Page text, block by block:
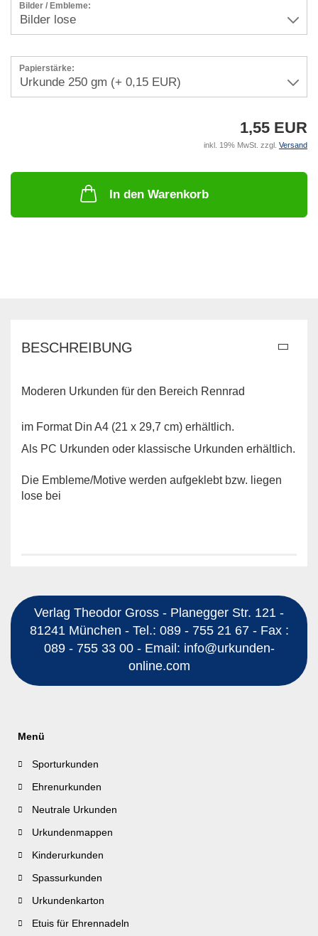
Bilder / Embleme:
Papierstärke:
1,55 EUR
inkl. 19% MwSt. zzgl. Versand
In den Warenkorb
BESCHREIBUNG
Moderen Urkunden für den Bereich Rennrad
im Format Din A4 (21 x 29,7 cm) erhältlich.
Als PC Urkunden oder klassische Urkunden erhältlich.
Die Embleme/Motive werden aufgeklebt bzw. liegen
lose bei
Verlag Theodor Gross - Planegger Str. 121 -
81241 München - Tel.: 089 - 755 21 67 - Fax :
089 - 755 33 00 - Email: info@urkunden-
online.com
Menü
Sporturkunden
Ehrenurkunden
Neutrale Urkunden
Urkundenmappen
Kinderurkunden
Spassurkunden
Urkundenkarton
Etuis für Ehrennadeln